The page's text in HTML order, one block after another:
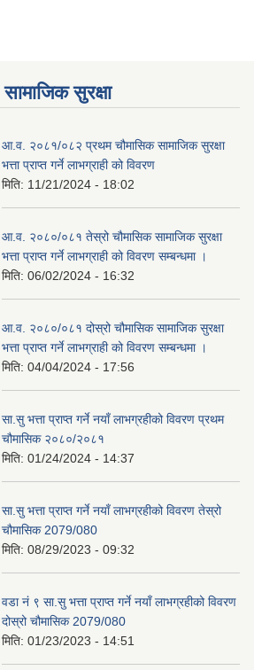
सामाजिक सुरक्षा
आ.व. २०८१/०८२ प्रथम चौमासिक सामाजिक सुरक्षा
भत्ता प्राप्त गर्ने लाभग्राही को विवरण
मिति: 11/21/2024 - 18:02
आ.व. २०८०/०८१ तेस्रो चौमासिक सामाजिक सुरक्षा
भत्ता प्राप्त गर्ने लाभग्राही को विवरण सम्बन्धमा ।
मिति: 06/02/2024 - 16:32
आ.व. २०८०/०८१ दोस्रो चौमासिक सामाजिक सुरक्षा
भत्ता प्राप्त गर्ने लाभग्राही को विवरण सम्बन्धमा ।
मिति: 04/04/2024 - 17:56
सा.सु भत्ता प्राप्त गर्ने नयाँ लाभग्रहीको विवरण प्रथम
चौमासिक २०८०/२०८१
मिति: 01/24/2024 - 14:37
सा.सु भत्ता प्राप्त गर्ने नयाँ लाभग्रहीको विवरण तेस्रो
चौमासिक 2079/080
मिति: 08/29/2023 - 09:32
वडा नं ९ सा.सु भत्ता प्राप्त गर्ने नयाँ लाभग्रहीको विवरण
दोस्रो चौमासिक 2079/080
मिति: 01/23/2023 - 14:51